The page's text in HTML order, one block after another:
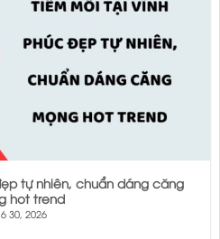
tự nhiên, chuẩn dáng căng
hot trend
30, 2026